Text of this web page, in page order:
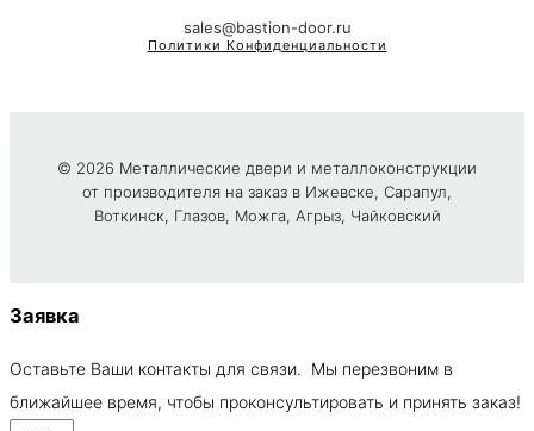
sales@bastion-door.ru
Политики Конфиденциальности
© 2026 Металлические двери и металлоконструкции
от производителя на заказ в Ижевске, Сарапул,
Воткинск, Глазов, Можга, Агрыз, Чайковский
Заявка
Оставьте Ваши контакты для связи. Мы перезвоним в
ближайшее время, чтобы проконсультировать и принять заказ!